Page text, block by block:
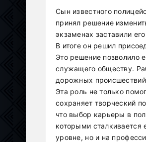
Сын известного
принял решение
экзаменах заставили
В итоге он решил
Это решение позволило
служащего обществу.
дорожных происшествий
Эта роль не только
сохраняет творческий
что выбор карьеры в
которыми сталкивается
уровне, но и на